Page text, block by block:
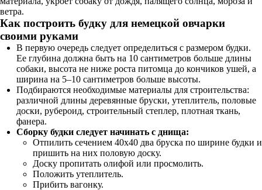
ветра.
Как построить будку для немецкой овчарки
своими руками
В первую очередь следует определиться с размером будки.
Ее глубина должна быть на 10 сантиметров больше длины
собаки, высота не ниже роста питомца до кончиков ушей, а
ширина на 5–10 сантиметров больше высоты.
Подбираются необходимые материалы для строительства:
различной длины деревянные бруски, утеплитель, половые
доски, рубероид, строительный степлер, плотная ткань,
фанера.
Сборку будки следует начинать с днища:
Отпилить сечением 40х40 два бруска по ширине будки и
пришить на них половую доску.
Доску пропитать олифой или просмолить.
Положить утеплитель.
Прибить вагонку.